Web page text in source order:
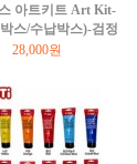
아트키트 Art Kit-
스/수납박스)-검정
28,000원